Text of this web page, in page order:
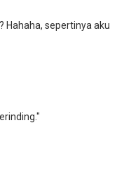
Hahaha, sepertinya aku